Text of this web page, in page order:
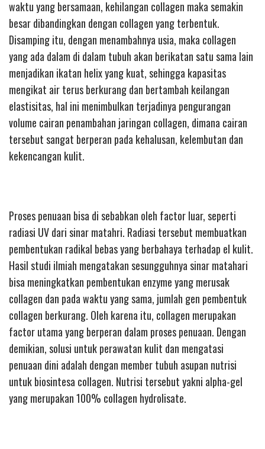
waktu yang bersamaan, kehilangan collagen maka semakin
besar dibandingkan dengan collagen yang terbentuk.
Disamping itu, dengan menambahnya usia, maka collagen
yang ada dalam di dalam tubuh akan berikatan satu sama lain
menjadikan ikatan helix yang kuat, sehingga kapasitas
mengikat air terus berkurang dan bertambah keilangan
elastisitas, hal ini menimbulkan terjadinya pengurangan
volume cairan penambahan jaringan collagen, dimana cairan
tersebut sangat berperan pada kehalusan, kelembutan dan
kekencangan kulit.
Proses penuaan bisa di sebabkan oleh factor luar, seperti
radiasi UV dari sinar matahri. Radiasi tersebut membuatkan
pembentukan radikal bebas yang berbahaya terhadap el kulit.
Hasil studi ilmiah mengatakan sesungguhnya sinar matahari
bisa meningkatkan pembentukan enzyme yang merusak
collagen dan pada waktu yang sama, jumlah gen pembentuk
collagen berkurang. Oleh karena itu, collagen merupakan
factor utama yang berperan dalam proses penuaan. Dengan
demikian, solusi untuk perawatan kulit dan mengatasi
penuaan dini adalah dengan member tubuh asupan nutrisi
untuk biosintesa collagen. Nutrisi tersebut yakni alpha-gel
yang merupakan 100% collagen hydrolisate.